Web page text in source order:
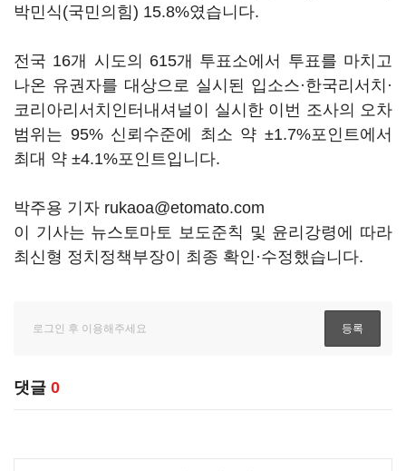
박민식(국민의힘) 15.8%였습니다.
전국 16개 시도의 615개 투표소에서 투표를 마치고
나온 유권자를 대상으로 실시된 입소스·한국리서치·
코리아리서치인터내셔널이 실시한 이번 조사의 오차
범위는 95% 신뢰수준에 최소 약 ±1.7%포인트에서
최대 약 ±4.1%포인트입니다.
박주용 기자 rukaoa@etomato.com
이 기사는 뉴스토마토 보도준칙 및 윤리강령에 따라
최신형 정치정책부장이 최종 확인·수정했습니다.
댓글 0